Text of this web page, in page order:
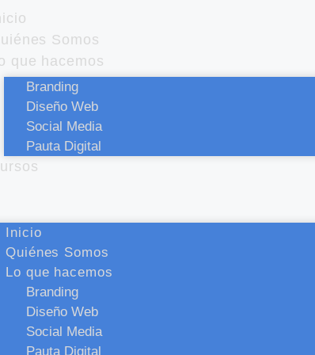
Somos
que hacemos
Branding
Diseño Web
Social Media
Pauta Digital
Inicio
Quiénes Somos
Lo que hacemos
Branding
Diseño Web
Social Media
Pauta Digital